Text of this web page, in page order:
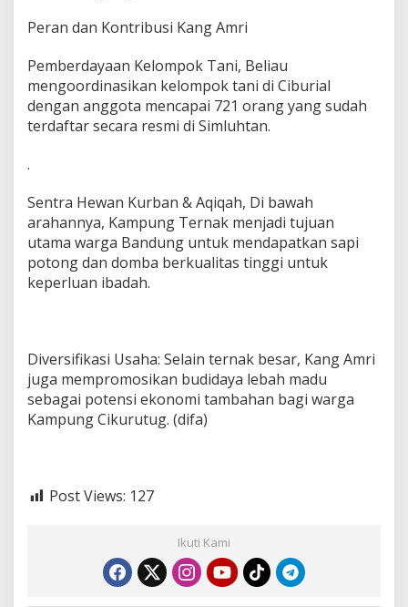
Peran dan Kontribusi Kang Amri
Pemberdayaan Kelompok Tani, Beliau
mengoordinasikan kelompok tani di Ciburial
dengan anggota mencapai 721 orang yang sudah
terdaftar secara resmi di Simluhtan.
.
Sentra Hewan Kurban & Aqiqah, Di bawah
arahannya, Kampung Ternak menjadi tujuan
utama warga Bandung untuk mendapatkan sapi
potong dan domba berkualitas tinggi untuk
keperluan ibadah.
Diversifikasi Usaha: Selain ternak besar, Kang Amri
juga mempromosikan budidaya lebah madu
sebagai potensi ekonomi tambahan bagi warga
Kampung Cikurutug. (difa)
Post Views: 127
Ikuti Kami